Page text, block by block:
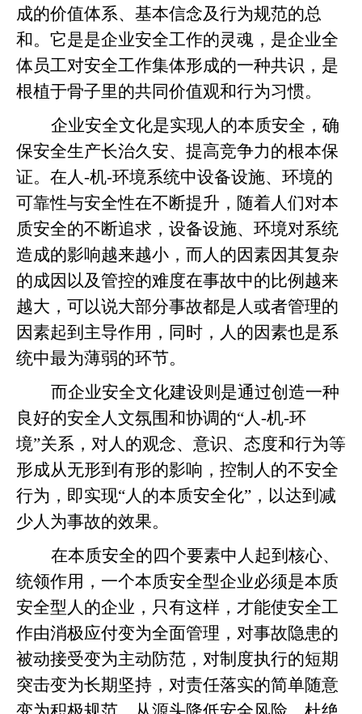
成的价值体系、基本信念及行为规范的总
和。它是是企业安全工作的灵魂，是企业全
体员工对安全工作集体形成的一种共识，是
根植于骨子里的共同价值观和行为习惯。
企业安全文化是实现人的本质安全，确
保安全生产长治久安、提高竞争力的根本保
证。在人-机-环境系统中设备设施、环境的
可靠性与安全性在不断提升，随着人们对本
质安全的不断追求，设备设施、环境对系统
造成的影响越来越小，而人的因素因其复杂
的成因以及管控的难度在事故中的比例越来
越大，可以说大部分事故都是人或者管理的
因素起到主导作用，同时，人的因素也是系
统中最为薄弱的环节。
而企业安全文化建设则是通过创造一种
良好的安全人文氛围和协调的“人-机-环
境”关系，对人的观念、意识、态度和行为等
形成从无形到有形的影响，控制人的不安全
行为，即实现“人的本质安全化”，以达到减
少人为事故的效果。
在本质安全的四个要素中人起到核心、
统领作用，一个本质安全型企业必须是本质
安全型人的企业，只有这样，才能使安全工
作由消极应付变为全面管理，对事故隐患的
被动接受变为主动防范，对制度执行的短期
突击变为长期坚持，对责任落实的简单随意